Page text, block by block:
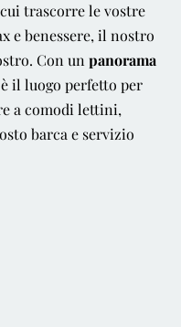
trascorre le vostre
e benessere, il nostro
Con unpanorama
il luogo perfetto per
a comodi lettini,
barca e servizio